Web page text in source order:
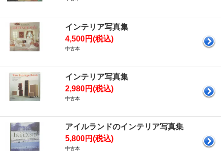
インテリア写真集
4,500円(税込)
中古本
インテリア写真集
2,980円(税込)
中古本
アイルランドのインテリア写真集
5,800円(税込)
中古本